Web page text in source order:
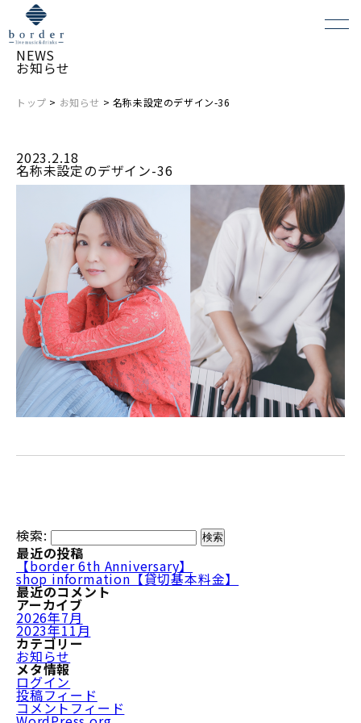
NEWS
お知らせ
トップ > お知らせ > 名称未設定のデザイン-36
2023.2.18
名称未設定のデザイン-36
検索:
最近の投稿
【border 6th Anniversary】
shop information【貸切基本料金】
最近のコメント
アーカイブ
2026年7月
2023年11月
カテゴリー
お知らせ
メタ情報
ログイン
投稿フィード
コメントフィード